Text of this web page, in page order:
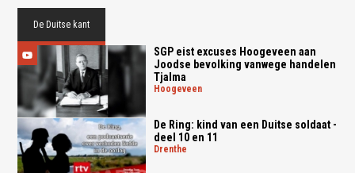
De Duitse kant
SGP eist excuses Hoogeveen aan
Joodse bevolking vanwege handelen
Tjalma
hoogeveen
De Ring: kind van een Duitse soldaat -
deel 10 en 11
drenthe